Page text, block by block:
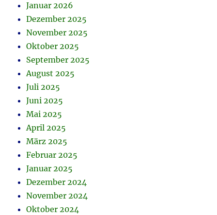
Januar 2026
Dezember 2025
November 2025
Oktober 2025
September 2025
August 2025
Juli 2025
Juni 2025
Mai 2025
April 2025
März 2025
Februar 2025
Januar 2025
Dezember 2024
November 2024
Oktober 2024